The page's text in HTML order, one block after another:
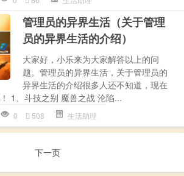
管理员的异界生活（关于管理
员的异界生活的介绍）
大家好，小乐来为大家解答以上的问
题。管理员的异界生活，关于管理员的
异界生活的介绍很多人还不知道，现在
1、斗技之别 魔兽之战 沦陷...
0 508 生活助理
下一页